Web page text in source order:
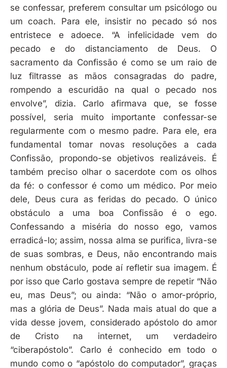
se confessar, preferem consultar um psicólogo ou
um coach. Para ele, insistir no pecado só nos
entristece e adoece. “A infelicidade vem do
pecado e do distanciamento de Deus. O
sacramento da Confissão é como se um raio de
luz filtrasse as mãos consagradas do padre,
rompendo a escuridão na qual o pecado nos
envolve”, dizia. Carlo afirmava que, se fosse
possível, seria muito importante confessar-se
regularmente com o mesmo padre. Para ele, era
fundamental tomar novas resoluções a cada
Confissão, propondo-se objetivos realizáveis. É
também preciso olhar o sacerdote com os olhos
da fé: o confessor é como um médico. Por meio
dele, Deus cura as feridas do pecado. O único
obstáculo a uma boa Confissão é o ego.
Confessando a miséria do nosso ego, vamos
erradicá-lo; assim, nossa alma se purifica, livra-se
de suas sombras, e Deus, não encontrando mais
nenhum obstáculo, pode aí refletir sua imagem. É
por isso que Carlo gostava sempre de repetir “Não
eu, mas Deus”; ou ainda: “Não o amor-próprio,
mas a glória de Deus”. Nada mais atual do que a
vida desse jovem, considerado apóstolo do amor
de Cristo na internet, um verdadeiro
“ciberapóstolo”. Carlo é conhecido em todo o
mundo como o “apóstolo do computador”, graças